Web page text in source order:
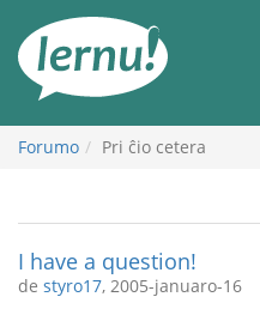
enhavo
Forumo Pri ĉio cetera
I have a question!
de styro17, 2005-januaro-16